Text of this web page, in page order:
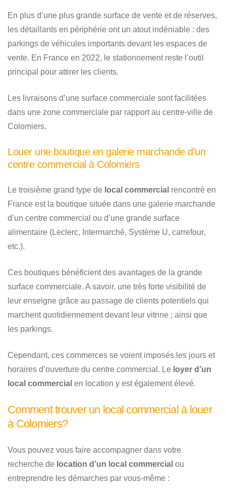
En plus d’une plus grande surface de vente et de réserves,
les détaillants en périphérie ont un atout indéniable : des
parkings de véhicules importants devant les espaces de
vente. En France en 2022, le stationnement reste l’outil
principal pour attirer les clients.
Les livraisons d’une surface commerciale sont facilitées
dans une zone commerciale par rapport au centre-ville de
Colomiers.
Louer une boutique en galerie marchande d’un
centre commercial à Colomiers
Le troisième grand type de local commercial rencontré en
France est la boutique située dans une galerie marchande
d’un centre commercial ou d’une grande surface
alimentaire (Leclerc, Intermarché, Système U, carrefour,
etc.).
Ces boutiques bénéficient des avantages de la grande
surface commerciale. A savoir, une très forte visibilité de
leur enseigne grâce au passage de clients potentiels qui
marchent quotidiennement devant leur vitrine ; ainsi que
les parkings.
Cependant, ces commerces se voient imposés les jours et
horaires d’ouverture du centre commercial. Le loyer d’un
local commercial en location y est également élevé.
Comment trouver un local commercial à louer
à Colomiers?
Vous pouvez vous faire accompagner dans votre
recherche de location d’un local commercial ou
entreprendre les démarches par vous-même :